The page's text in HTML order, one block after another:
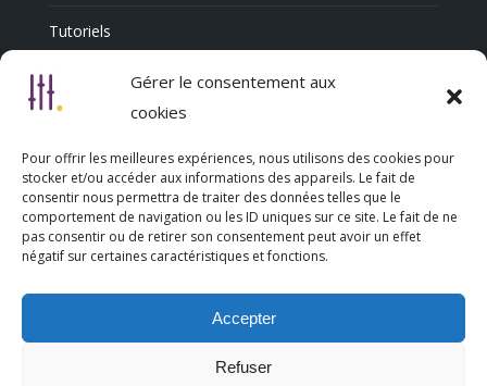
Gérer le consentement aux
cookies
Pour offrir les meilleures expériences, nous utilisons des cookies pour
stocker et/ou accéder aux informations des appareils. Le fait de
consentir nous permettra de traiter des données telles que le
comportement de navigation ou les ID uniques sur ce site. Le fait de ne
pas consentir ou de retirer son consentement peut avoir un effet
négatif sur certaines caractéristiques et fonctions.
Accepter
Refuser
Tutoriels
Annuaire Professionnel
Nous découvrir
Qui sommes-nous
L’association Trésorsmédia
Politique de cookies (UE)